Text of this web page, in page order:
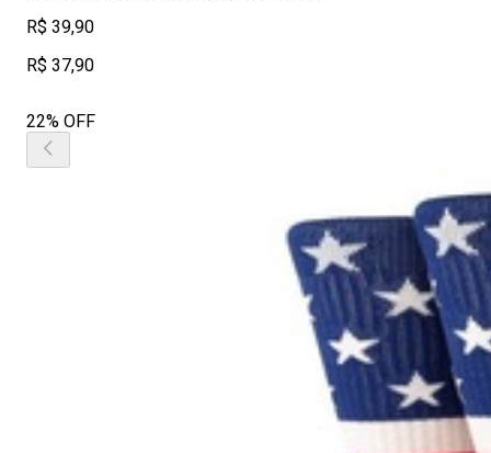
R$ 39,90
R$ 37,90
22% OFF